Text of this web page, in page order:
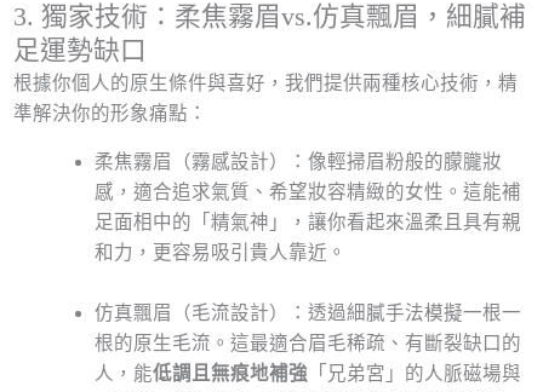
3. 獨家技術：柔焦霧眉vs.仿真飄眉，細膩補
足運勢缺口
根據你個人的原生條件與喜好，我們提供兩種核心技術，精
準解決你的形象痛點：
柔焦霧眉（霧感設計）：像輕掃眉粉般的朦朧妝
感，適合追求氣質、希望妝容精緻的女性。這能補
足面相中的「精氣神」，讓你看起來溫柔且具有親
和力，更容易吸引貴人靠近。
仿真飄眉（毛流設計）：透過細膩手法模擬一根一
根的原生毛流。這最適合眉毛稀疏、有斷裂缺口的
人，能低調且無痕地補強 「兄弟宮」的人脈磁場與